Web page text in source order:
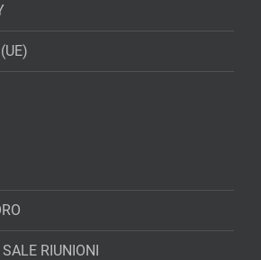
RIUNIONI